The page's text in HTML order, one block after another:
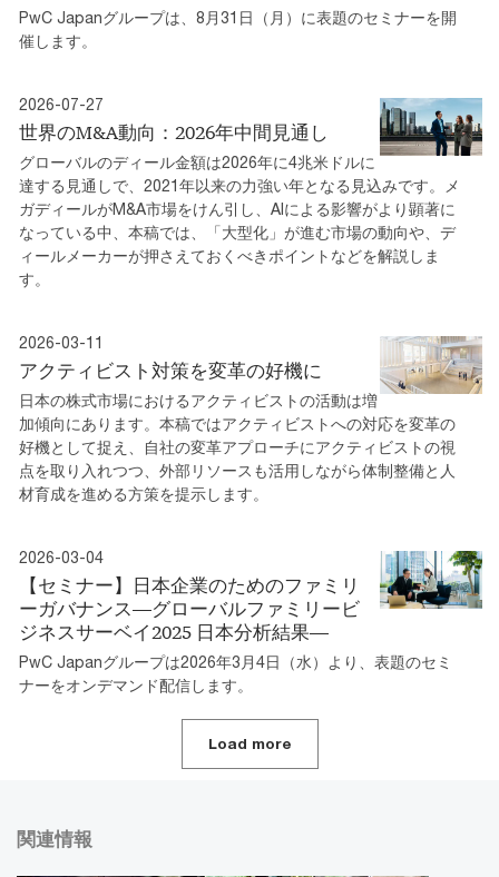
PwC Japanグループは、8月31日（月）に表題のセミナーを開
催します。
2026-07-27
世界のM&A動向：2026年中間見通し
グローバルのディール金額は2026年に4兆米ドルに
達する見通しで、2021年以来の力強い年となる見込みです。メ
ガディールがM&A市場をけん引し、AIによる影響がより顕著に
なっている中、本稿では、「大型化」が進む市場の動向や、デ
ィールメーカーが押さえておくべきポイントなどを解説しま
す。
2026-03-11
アクティビスト対策を変革の好機に
日本の株式市場におけるアクティビストの活動は増
加傾向にあります。本稿ではアクティビストへの対応を変革の
好機として捉え、自社の変革アプローチにアクティビストの視
点を取り入れつつ、外部リソースも活用しながら体制整備と人
材育成を進める方策を提示します。
2026-03-04
【セミナー】日本企業のためのファミリ
ーガバナンス―グローバルファミリービ
ジネスサーベイ2025 日本分析結果―
PwC Japanグループは2026年3月4日（水）より、表題のセミ
ナーをオンデマンド配信します。
Load more
関連情報